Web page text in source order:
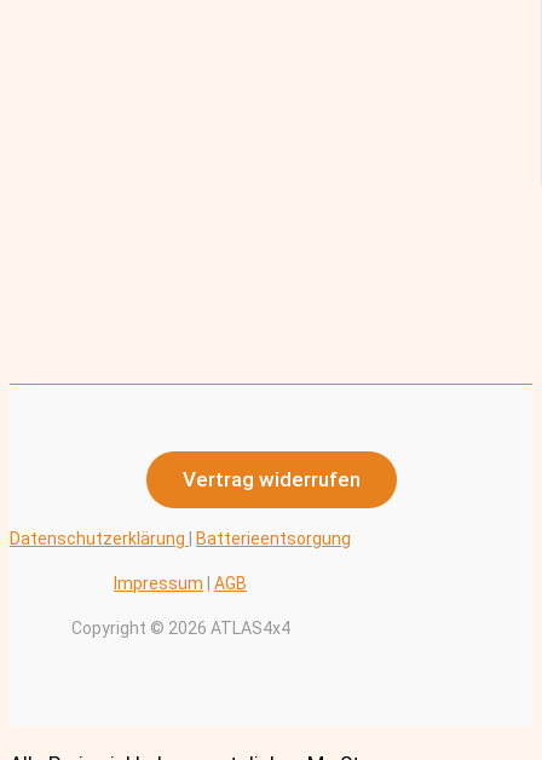
Vertrag widerrufen
Datenschutzerklärung Batterieentsorgung
Impressum AGB
Copyright © 2026 ATLAS4x4